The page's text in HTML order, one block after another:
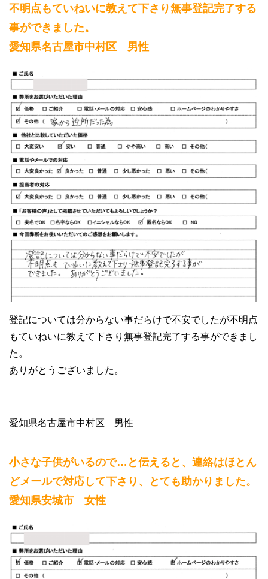
不明点もていねいに教えて下さり無事登記完了する
事ができました。
愛知県名古屋市中村区 男性
登記については分からない事だらけで不安でしたが不明点
もていねいに教えて下さり無事登記完了する事ができまし
た。
ありがとうございました。
愛知県名古屋市中村区 男性
小さな子供がいるので…と伝えると、連絡はほとん
どメールで対応して下さり、とても助かりました。
愛知県安城市 女性